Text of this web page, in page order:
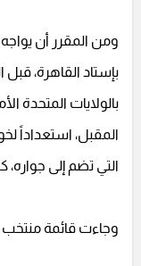
المقبل، استعداداً
التي تضم إلى جواره،
وجاءت قائمة منتخب